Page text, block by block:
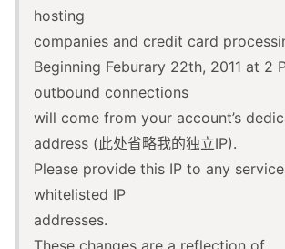
hosting
companies and credit card
Beginning Feburary 22th, 2011 at 2
outbound connections
will come from your account’s
address (此处省略我的独立IP).
Please provide this IP to any
whitelisted IP
addresses.
These changes are a reflection of